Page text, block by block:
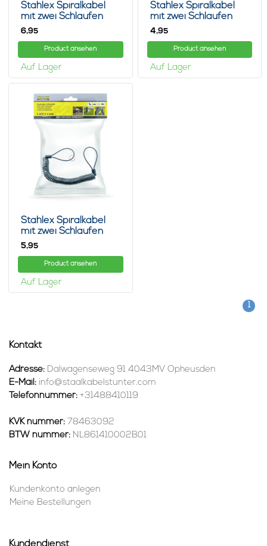
Stahlex Spiralkabel
mit zwei Schlaufen
5m
6,95
Product ansehen
Auf Lager
Stahlex Spiralkabel
mit zwei Schlaufen
2m
4,95
Product ansehen
Auf Lager
Stahlex Spiralkabel
mit zwei Schlaufen
3m
5,95
Product ansehen
Auf Lager
1
Kontakt
Adresse: Dalwagenseweg 91 4043MV Opheusden
E-Mail: info@staalkabelstunter.com
Telefonnummer: +31488410119
KVK nummer: 78463092
BTW nummer: NL861410002B01
Mein Konto
Kundenkonto anlegen
Meine Bestellungen